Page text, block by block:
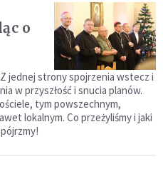
o
jednej strony spojrzenia wstecz i
w przyszłość i snucia planów.
tym powszechnym,
lokalnym. Co przeżyliśmy i jaki